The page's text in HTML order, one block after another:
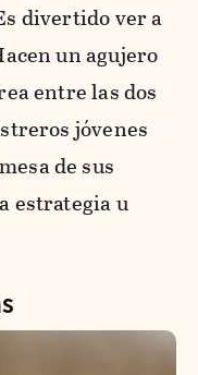
divertido ver a
un agujero
entre las dos
jóvenes
de sus
estrategia u